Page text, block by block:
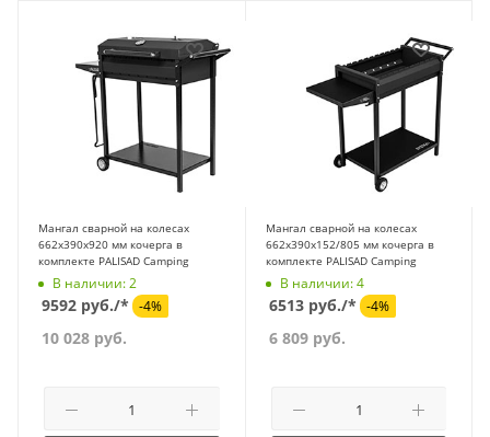
Мангал сварной на колесах
662х390х920 мм кочерга в
комплекте PALISAD Camping
В наличии: 2
9592 руб./* -4%
10 028 руб.
Мангал сварной на колесах
662х390х152/805 мм кочерга в
комплекте PALISAD Camping
В наличии: 4
6513 руб./* -4%
6 809руб.